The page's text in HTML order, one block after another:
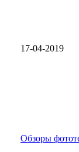
17-04-2019
Обзоры